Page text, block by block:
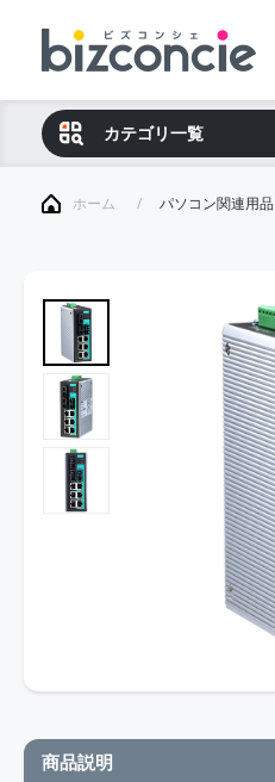
カテゴリ一覧
ホーム パソコン関連用品
商品説明